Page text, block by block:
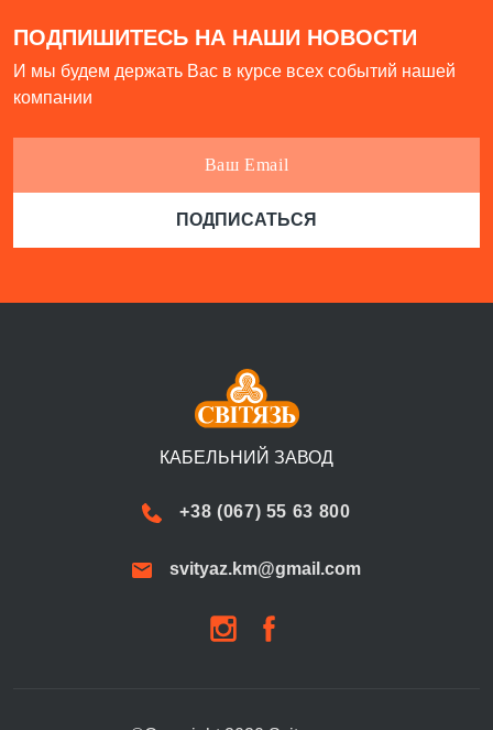
ПОДПИШИТЕСЬ НА НАШИ НОВОСТИ
И мы будем держать Вас в курсе всех событий нашей
компании
ПОДПИСАТЬСЯ
КАБЕЛЬНИЙ ЗАВОД
+38 (067) 55 63 800
svityaz.km@gmail.com